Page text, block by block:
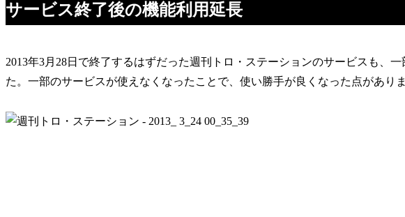
サービス終了後の機能利用延長
2013年3月28日で終了するはずだった週刊トロ・ステーションのサービスも、
た。一部のサービスが使えなくなったことで、使い勝手が良くなった点がありま